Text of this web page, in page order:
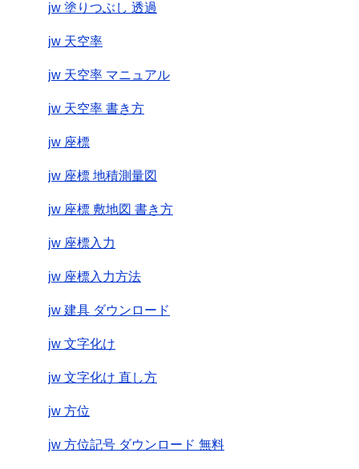
jw 塗りつぶし 透過
jw 天空率
jw 天空率 マニュアル
jw 天空率 書き方
jw 座標
jw 座標 地積測量図
jw 座標 敷地図 書き方
jw 座標入力
jw 座標入力方法
jw 建具 ダウンロード
jw 文字化け
jw 文字化け 直し方
jw 方位
jw 方位記号 ダウンロード 無料